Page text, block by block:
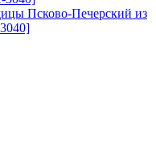
Псково-Печерский из